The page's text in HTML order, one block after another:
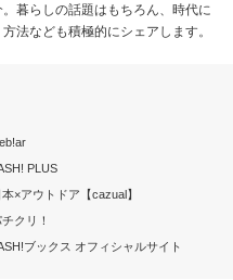
暮らしの話題はもちろん、時代に
法なども積極的にシェアします。
PLUS
本×アウトドア【cazual】
チクリ！
ブックス オフィシャルサイト